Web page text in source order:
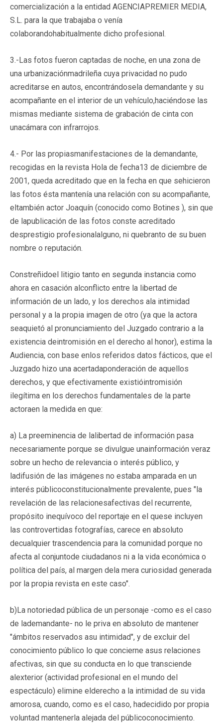
comercialización a la entidad AGENCIAPREMIER MEDIA,
S.L. para la que trabajaba o venía
colaborandohabitualmente dicho profesional.
3.-Las fotos fueron captadas de noche, en una zona de
una urbanizaciónmadrileña cuya privacidad no pudo
acreditarse en autos, encontrándosela demandante y su
acompañante en el interior de un vehículo,haciéndose las
mismas mediante sistema de grabación de cinta con
unacámara con infrarrojos.
4.- Por las propiasmanifestaciones de la demandante,
recogidas en la revista Hola de fecha13 de diciembre de
2001, queda acreditado que en la fecha en que sehicieron
las fotos ésta mantenía una relación con su acompañante,
eltambién actor Joaquín (conocido como Botines ), sin que
de lapublicación de las fotos conste acreditado
desprestigio profesionalalguno, ni quebranto de su buen
nombre o reputación.
Constreñidoel litigio tanto en segunda instancia como
ahora en casación alconflicto entre la libertad de
información de un lado, y los derechos ala intimidad
personal y a la propia imagen de otro (ya que la actora
seaquietó al pronunciamiento del Juzgado contrario a la
existencia deintromisión en el derecho al honor), estima la
Audiencia, con base enlos referidos datos fácticos, que el
Juzgado hizo una acertadaponderación de aquellos
derechos, y que efectivamente existióintromisión
ilegítima en los derechos fundamentales de la parte
actoraen la medida en que:
a) La preeminencia de lalibertad de información pasa
necesariamente porque se divulgue unainformación veraz
sobre un hecho de relevancia o interés público, y
ladifusión de las imágenes no estaba amparada en un
interés públicoconstitucionalmente prevalente, pues "la
revelación de las relacionesafectivas del recurrente,
propósito inequívoco del reportaje en el quese incluyen
las controvertidas fotografías, carece en absoluto
decualquier trascendencia para la comunidad porque no
afecta al conjuntode ciudadanos ni a la vida económica o
política del país, al margen dela mera curiosidad generada
por la propia revista en este caso".
b)La notoriedad pública de un personaje -como es el caso
de lademandante- no le priva en absoluto de mantener
"ámbitos reservados asu intimidad", y de excluir del
conocimiento público lo que concierne asus relaciones
afectivas, sin que su conducta en lo que transciende
alexterior (actividad profesional en el mundo del
espectáculo) elimine elderecho a la intimidad de su vida
amorosa, cuando, como es el caso, hadecidido por propia
voluntad mantenerla alejada del públicoconocimiento.